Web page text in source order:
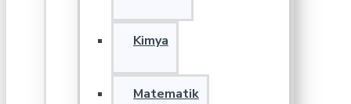
Kimya
Matematik